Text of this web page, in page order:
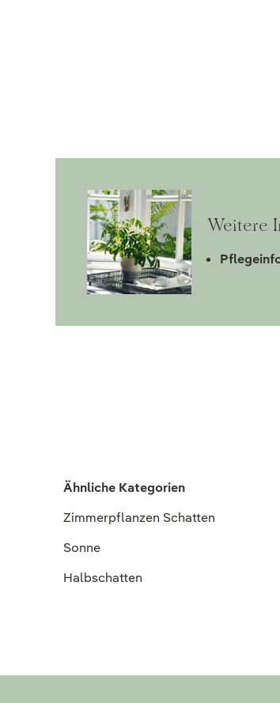
Weitere
Ähnliche Kategorien
Zimmerpflanzen Schatten
Sonne
Halbschatten